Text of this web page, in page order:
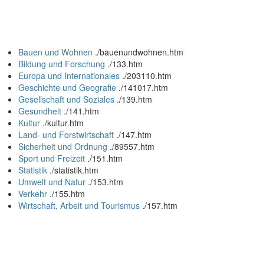
Bauen und Wohnen ./bauenundwohnen.htm
Bildung und Forschung ./133.htm
Europa und Internationales ./203110.htm
Geschichte und Geografie ./141017.htm
Gesellschaft und Soziales ./139.htm
Gesundheit ./141.htm
Kultur ./kultur.htm
Land- und Forstwirtschaft ./147.htm
Sicherheit und Ordnung ./89557.htm
Sport und Freizeit ./151.htm
Statistik ./statistik.htm
Umwelt und Natur ./153.htm
Verkehr ./155.htm
Wirtschaft, Arbeit und Tourismus ./157.htm